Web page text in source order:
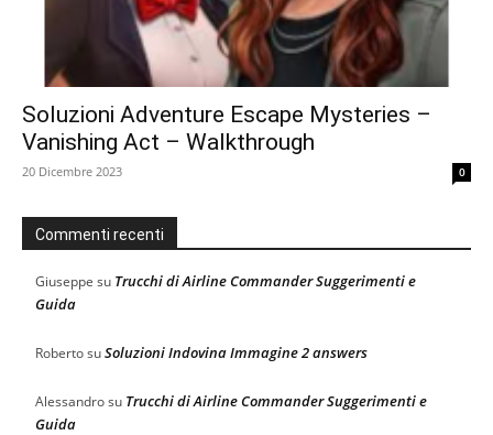
Soluzioni Adventure Escape Mysteries –
Vanishing Act – Walkthrough
20 Dicembre 2023 0
Commenti recenti
Giuseppe su Trucchi di Airline Commander Suggerimenti e
Guida
RobertosuSoluzioni Indovina Immagine 2 answers
Alessandrosu Trucchi di Airline Commander Suggerimenti e
Guida